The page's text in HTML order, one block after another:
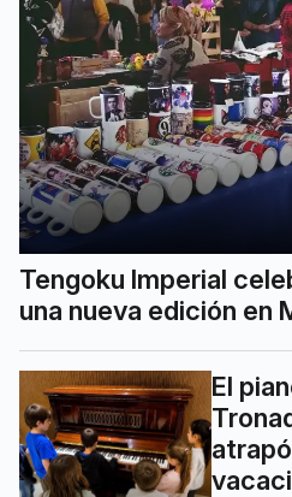
Tengoku Imperial
una nueva edición en
El